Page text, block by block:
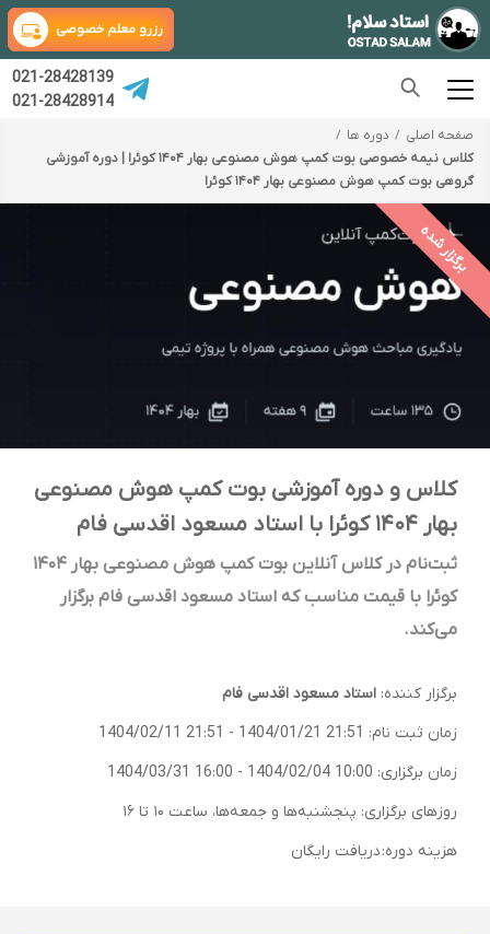
رزرو معلم خصوصی
021-28428139
021-28428914
صفحه اصلی
دوره ها
کلاس نیمه خصوصی بوت کمپ هوش مصنوعی بهار ۱۴۰۴ کوئرا | دوره آموزشی
گروهی بوت کمپ هوش مصنوعی بهار ۱۴۰۴ کوئرا
برگزار شده
کلاس و دوره آموزشی بوت کمپ هوش مصنوعی
بهار ۱۴۰۴ کوئرا با استاد مسعود اقدسی فام
ثبت‌نام در کلاس آنلاین بوت کمپ هوش مصنوعی بهار ۱۴۰۴
کوئرا با قیمت مناسب که استاد مسعود اقدسی فام برگزار
می‌کند.
برگزار کننده: استاد مسعود اقدسی فام
زمان ثبت نام: 1404/01/21 21:51
-
1404/02/11 21:51
زمان برگزاری: 1404/02/04 10:00
-
1404/03/31 16:00
روزهای برگزاری: پنجشنبه‌ها و جمعه‌ها، ساعت ۱۰ تا ۱۶
هزینه دوره:دریافت رایگان